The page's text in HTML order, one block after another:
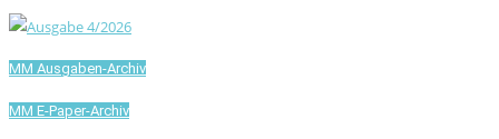
MM Ausgaben-Archiv
MM E-Paper-Archiv